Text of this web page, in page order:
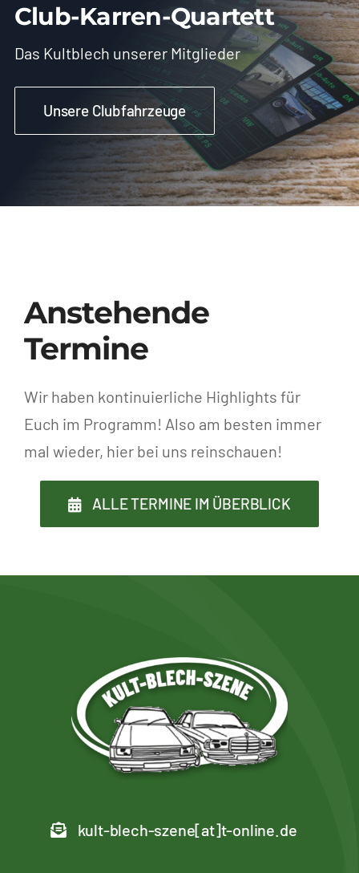
Club-Karren-Quartett
Das Kultblech unserer Mitglieder
Unsere Clubfahrzeuge
Anstehende
Termine
Wir haben kontinuierliche Highlights für
Euch im Programm! Also am besten immer
mal wieder, hier bei uns reinschauen!
ALLE TERMINE IM ÜBERBLICK
kult-blech-szene[at]t-online.de